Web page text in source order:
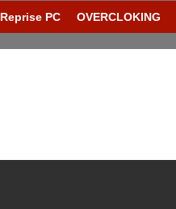
Reprise PC OVERCLOKING